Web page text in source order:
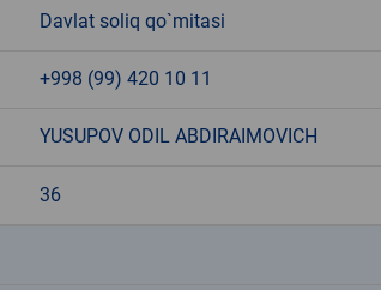
Davlat soliq qo`mitasi
+998 (99) 420 10 11
YUSUPOV ODIL ABDIRAIMOVICH
36